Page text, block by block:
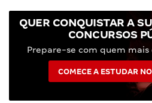
QUER CONQUISTAR A
CONCURSOS
Prepare-se com quem
COMECE A ESTUDAR